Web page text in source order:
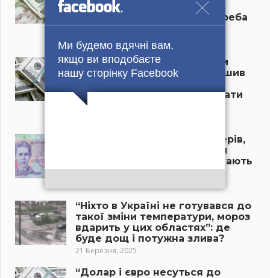
Ми будемо вдячні вам,
якщо ви вподобаєте
нашу сторінку Facebook
приголомшив усіх”: скільки
тепер коштує валюта, чи треба
бігти в обмінники?
21 Березня, 2025
“Долар різко змінив напрям
руху, курс валют приголомшив
обмінниках та чи час рятувати
гроші?
“Пенсія пропаде у пенсіонерів,
якщо терміново не зробити
цього”: літніх українців чекають
нові проблеми у 2025 році
“Ніхто в Україні не готувався до
такої зміни температури, мороз
вдарить у цих областях”: де
буде дощ і потужна злива?
21 Березня, 2025
“Долар і євро несуться до